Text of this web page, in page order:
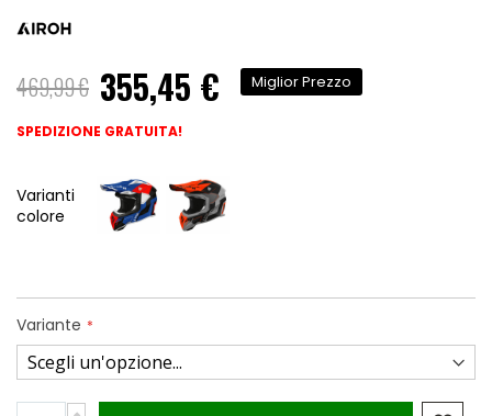
469,99 € 355,45 € Miglior Prezzo
SPEDIZIONE GRATUITA!
Varianti
colore
Variante